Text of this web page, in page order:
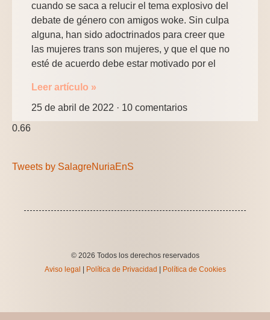
cuando se saca a relucir el tema explosivo del
debate de género con amigos woke. Sin culpa
alguna, han sido adoctrinados para creer que
las mujeres trans son mujeres, y que el que no
esté de acuerdo debe estar motivado por el
Leer artículo »
25 de abril de 2022
10 comentarios
Tweets by SalagreNuriaEnS
© 2026 Todos los derechos reservados
Aviso legal | Política de Privacidad | Política de Cookies